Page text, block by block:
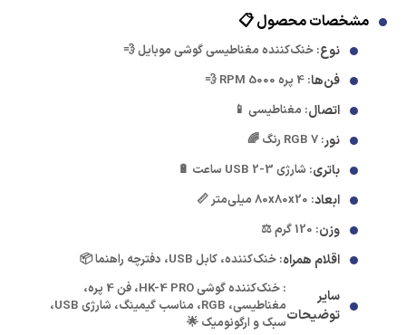
مشخصات محصول 📋
نوع: خنک‌کننده مغناطیسی گوشی موبایل 💨
فن‌ها: 4 پره 5000 RPM 💨
اتصال: مغناطیسی 📱
نور: RGB 7 رنگ 🌈
باتری: شارژی USB 2-3 ساعت 🔋
ابعاد: 80x80x20 میلی‌متر 📏
وزن: 120 گرم ⚖️
اقلام همراه: خنک‌کننده، کابل USB، دفترچه راهنما 📦
سایر
توضیحات
: خنک‌کننده گوشی HK-4 PRO، فن 4 پره،
مغناطیسی، RGB، مناسب گیمینگ، شارژی USB،
سبک و ارگونومیک 🌟